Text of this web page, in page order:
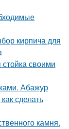
кирпича для
своими
Абажур
сделать
камня.